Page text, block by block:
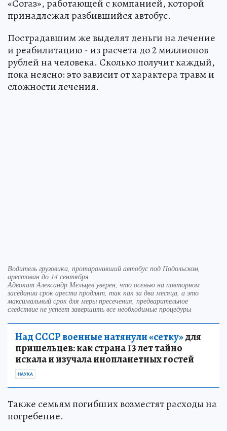
«Согаз», работающей с компанией, которой
принадлежал разбившийся автобус.
Пострадавшим же выделят деньги на лечение
и реабилитацию - из расчета до 2 миллионов
рублей на человека. Сколько получит каждый,
пока неясно: это зависит от характера травм и
сложности лечения.
Водитель грузовика, протаранивший автобус под Подольском,
арестован до 14 сентября
Адвокат Александр Мельцев уверен, что осенью на повторном
заседании срок ареста продлят, так как за два месяца, а это
максимальный срок для меры пресечения, предварительное
следствие не успеет завершить все необходимые процедуры
Над СССР военные натянули «сетку»для
пришельцев: как страна 13 лет тайно
искала и изучала инопланетных гостей
НАУКА
Также семьям погибших возместят расходы на
погребение.